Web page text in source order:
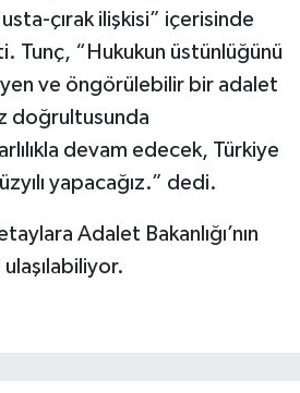
çırak ilişkisi” içerisinde
Tunç, “Hukukun üstünlüğünü
ve öngörülebilir bir adalet
doğrultusunda
devam edecek, Türkiye
yapacağız.” dedi.
Adalet Bakanlığı’nın